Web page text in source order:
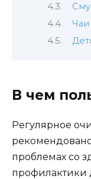
Чаи
В чем
Регулярное
проблемах со
профилактики